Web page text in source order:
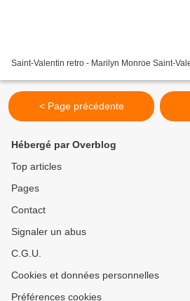
Saint-Valentin retro - Marilyn Monroe Saint-
< Page précédente
Hébergé par Overblog
Top articles
Pages
Contact
Signaler un abus
C.G.U.
Cookies et données personnelles
Préférences cookies